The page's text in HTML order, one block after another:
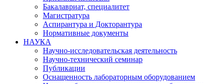
Бакалавриат, специалитет
Магистратура
Аспирантура и Докторантура
Нормативные документы
НАУКА
Научно-исследовательская деятельность
Научно-технический семинар
Публикации
Оснащенность лабораторным оборудованием